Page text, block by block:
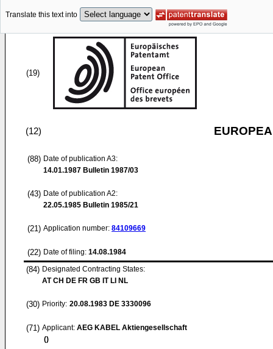
Translate this text into
(19)
(12)
(88) Date of publication A3:
14.01.1987 Bulletin 1987/03
(43) Date of publication A2:
22.05.1985 Bulletin 1985/21
(21) Application number: 84109669
(22) Date of filing: 14.08.1984
(84) Designated Contracting States:
AT CH DE FR GB IT LI NL
(30) Priority: 20.08.1983 DE 3330096
(71) Applicant: AEG KABEL Aktiengesellschaft
()